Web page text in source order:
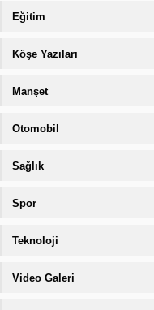
Eğitim
Köşe Yazıları
Manşet
Otomobil
Sağlık
Spor
Teknoloji
Video Galeri